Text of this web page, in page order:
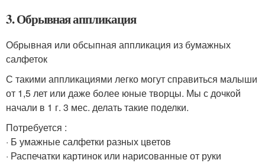
3. Обрывная аппликация
Обрывная или обсыпная аппликация из бумажных
салфеток
С такими аппликациями легко могут справиться малыши
от 1,5 лет или даже более юные творцы. Мы с дочкой
начали в 1 г. 3 мес. делать такие поделки.
Потребуется :
· Б умажные салфетки разных цветов
· Распечатки картинок или нарисованные от руки